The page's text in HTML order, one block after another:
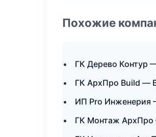
Похожие
ГК Дерево Контур
ГК АрхПро Build —
ИП Pro Инженерия
ГК Монтаж АрхПро